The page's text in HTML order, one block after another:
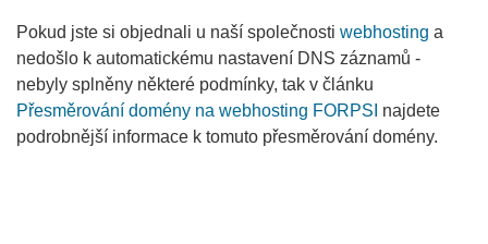
Pokud jste si objednali u naší společnosti webhosting a
nedošlo k automatickému nastavení DNS záznamů -
nebyly splněny některé podmínky, tak v článku
Přesměrování domény na webhosting FORPSI najdete
podrobnější informace k tomuto přesměrování domény.